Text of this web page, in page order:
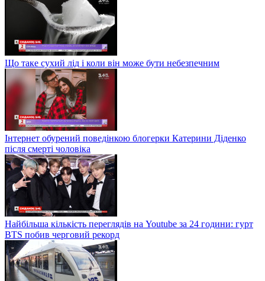
Що таке сухий лід і коли він може бути небезпечним
Інтернет обурений поведінкою блогерки Катерини Діденко
після смерті чоловіка
Найбільша кількість переглядів на Youtube за 24 години: гурт
BTS побив черговий рекорд